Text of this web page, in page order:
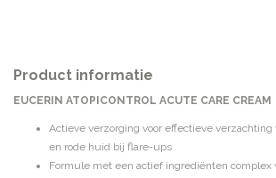
Product informatie
EUCERIN ATOPICONTROL ACUTE CARE CREAM
Actieve verzorging voor effectieve
en rode huid bij flare-ups
Formule met een actief ingrediënten complex